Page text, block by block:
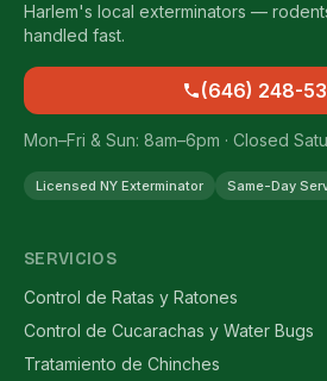
Harlem's local exterminators —
handled fast.
(646) 248-
Mon–Fri & Sun: 8am–6pm · Closed
Licensed NY Exterminator Same-Day
SERVICIOS
Control de Ratas y Ratones
Control de Cucarachas y Water Bugs
Tratamiento de Chinches